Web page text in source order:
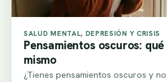
SALUD MENTAL, DEPRESIÓN Y CRISIS
Pensamientos oscuros:
mismo
¿Tienes pensamientos oscuros y